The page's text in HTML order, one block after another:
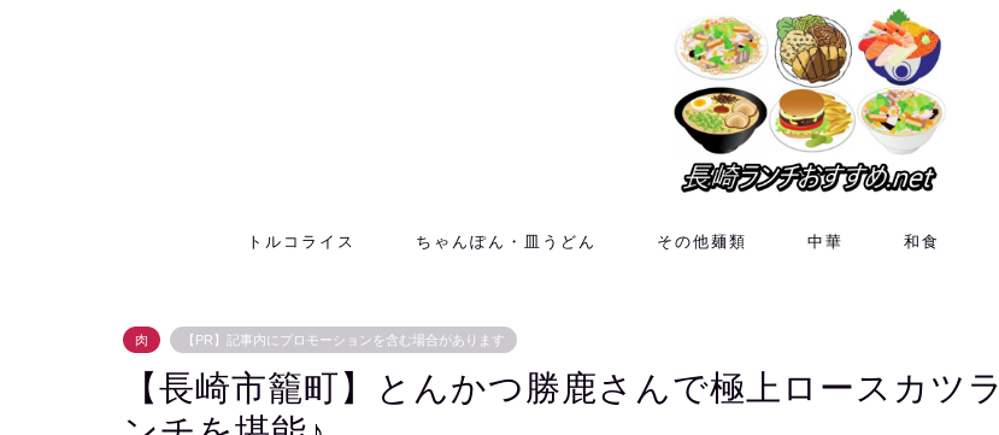
トルコライス ちゃんぽん・皿うどん その他麺類 中華 和食
肉 【PR】記事内にプロモーションを含む場合があります
【長崎市籠町】とんかつ勝鹿さんで極上ロースカツラ